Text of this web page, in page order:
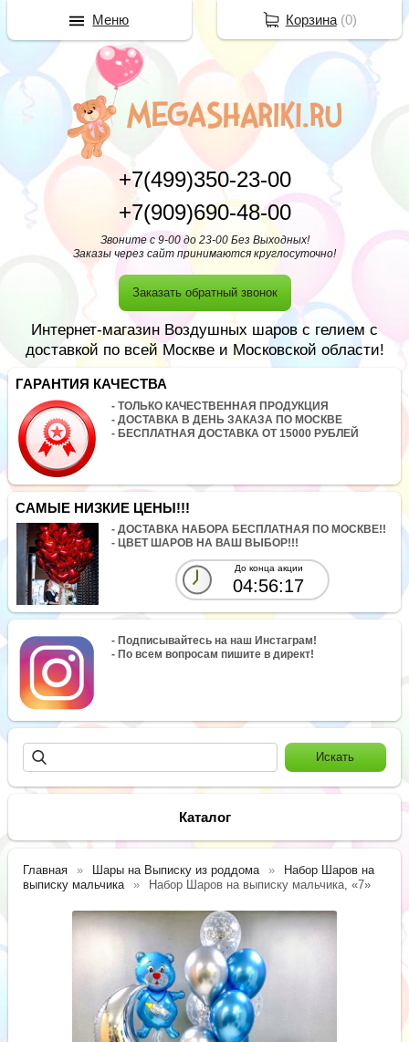
+7(499)350-23-00
+7(909)690-48-00
Звоните с 9-00 до 23-00 Без Выходных!
Заказы через сайт принимаются круглосуточно!
Заказать обратный звонок
Интернет-магазин Воздушных шаров с гелием с
доставкой по всей Москве и Московской области!
ГАРАНТИЯ КАЧЕСТВА
- ТОЛЬКО КАЧЕСТВЕННАЯ ПРОДУКЦИЯ
- ДОСТАВКА В ДЕНЬ ЗАКАЗА ПО МОСКВЕ
- БЕСПЛАТНАЯ ДОСТАВКА ОТ 15000 РУБЛЕЙ
САМЫЕ НИЗКИЕ ЦЕНЫ!!!
- ДОСТАВКА НАБОРА БЕСПЛАТНАЯ ПО МОСКВЕ!!
- ЦВЕТ ШАРОВ НА ВАШ ВЫБОР!!!
До конца акции
04:56:16
- Подписывайтесь на наш Инстаграм!
- По всем вопросам пишите в директ!
Каталог
Главная Шары на Выписку из роддома
Набор Шаров на
выписку мальчика
Набор Шаров на выписку мальчика, «7»
Корзина(0)
Меню